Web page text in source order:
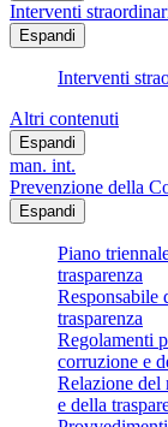
Interventi
Espandi
Interventi
Altri contenuti
Espandi
man. int.
Prevenzione della
Espandi
Piano
trasparenza
Responsabile
trasparenza
Regolamenti
corruzione e
Relazione del
e della